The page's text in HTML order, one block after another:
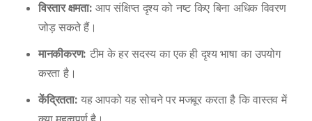
विस्तार क्षमता: आप संक्षिप्त दृश्य को नष्ट किए बिना अधिक विवरण
जोड़ सकते हैं।
मानकीकरण: टीम के हर सदस्य का एक ही दृश्य भाषा का उपयोग
करता है।
केंद्रितता: यह आपको यह सोचने पर मजबूर करता है कि वास्तव में